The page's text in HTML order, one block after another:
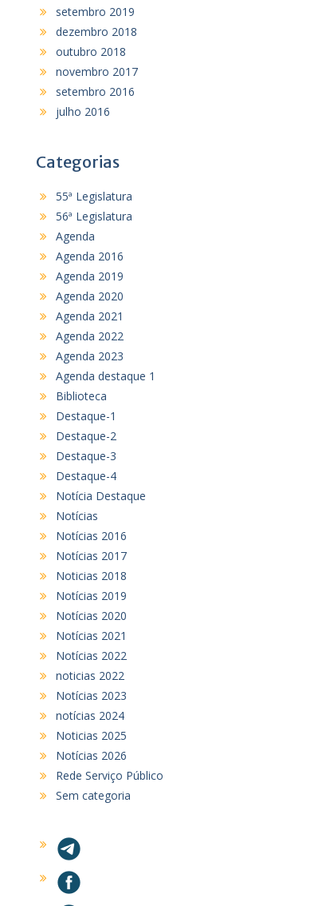
setembro 2019
dezembro 2018
outubro 2018
novembro 2017
setembro 2016
julho 2016
Categorias
55ª Legislatura
56ª Legislatura
Agenda
Agenda 2016
Agenda 2019
Agenda 2020
Agenda 2021
Agenda 2022
Agenda 2023
Agenda destaque 1
Biblioteca
Destaque-1
Destaque-2
Destaque-3
Destaque-4
Notícia Destaque
Notícias
Notícias 2016
Notícias 2017
Noticias 2018
Notícias 2019
Notícias 2020
Notícias 2021
Notícias 2022
noticias 2022
Notícias 2023
notícias 2024
Noticias 2025
Notícias 2026
Rede Serviço Público
Sem categoria